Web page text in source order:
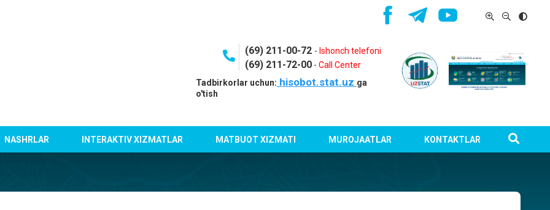
(69) 211-00-72 - Ishonch telefoni
(69) 211-72-00- Call Center
Tadbirkorlar uchun: hisobot.stat.uz ga
o'tish
NASHRLAR INTERAKTIV XIZMATLAR MATBUOT XIZMATI MUROJAATLAR KONTAKTLAR